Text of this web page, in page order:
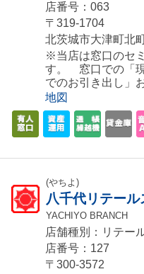
店番号：063
〒319-1704
北茨城市大津町北
※当店は窓口のセ
す。 窓口での「
でのお引き出し」
地図
(やちよ)
八千代リテー
YACHIYO BRANCH
店舗種別：リテー
店番号：127
〒300-3572